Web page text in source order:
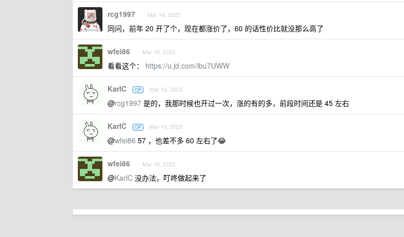
rcg1997 Mar 16, 2023
同问，前年 20 开了个，现在都涨价了，60 的话性价比就没那么高了
wfei86 Mar 16, 2023
看看这个： https://u.jd.com/ibu7UWW
KarlC OP Mar 16, 2023
@rcg1997 是的，我那时候也开过一次，涨的有的多，前段时间还是 45 左右
KarlC OP Mar 16, 2023
@wfei86 57 ，也差不多 60 左右了😂
wfei86 Mar 16, 2023
@KarlC 没办法，叮咚做起来了